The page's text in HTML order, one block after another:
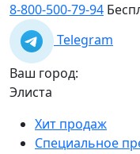
8-800-500-79-94
Telegram
Ваш город:
Элиста
Хит продаж
Специальное